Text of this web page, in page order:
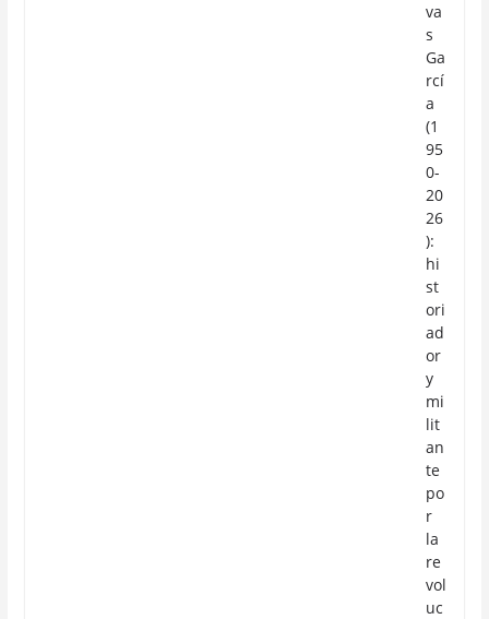
va
s
Ga
rcí
a
(1
95
0-
20
26
):
hi
st
ori
ad
or
y
mi
lit
an
te
po
r
la
re
vol
uc